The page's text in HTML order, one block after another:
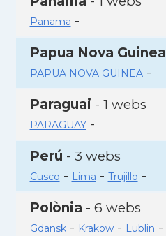
Panama -
Papua Nova Guinea
PAPUA NOVA GUINEA-
Paraguai - 1 webs
PARAGUAY-
Perú - 3 webs
Cusco - Lima - Trujillo -
Polònia - 6 webs
Gdansk- Krakow- Lublin -